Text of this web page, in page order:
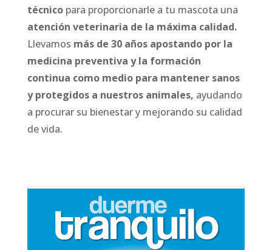
técnicopara proporcionarle a tu mascota una
atención veterinaria de la máxima calidad.
Llevamos más de 30 años apostando por la
medicina preventiva y la formación
continua como medio para mantener sanos
y protegidos a nuestros animales, ayudando
a procurar su bienestar y mejorando su calidad
de vida.